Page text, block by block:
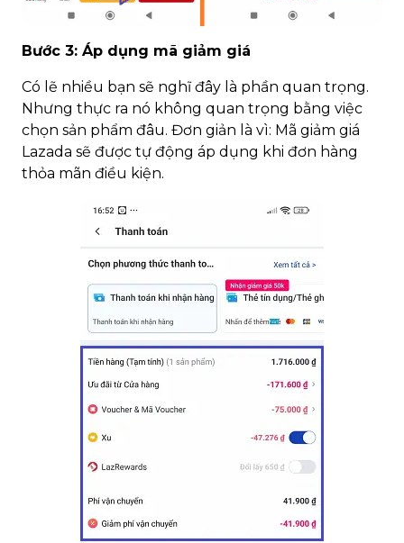
Bước 3: Áp dụng mã giảm giá
Có lẽ nhiều bạn sẽ nghĩ đây là phần quan trọng.
Nhưng thực ra nó không quan trọng bằng việc
chọn sản phẩm đâu. Đơn giản là vì: Mã giảm giá
Lazada sẽ được tự động áp dụng khi đơn hàng
thỏa mãn điều kiện.